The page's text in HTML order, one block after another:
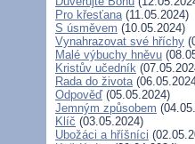
Pro křesťana(11.05.2024)
S úsměvem (10.05.2024)
Vynahrazovat své hříchy
Malé výbuchy hněvu
Kristův učedník
Rada do života
Odpověď (05.05.2024)
Jemným způsobem
Klíč (03.05.2024)
Ubožáci a hříšníci